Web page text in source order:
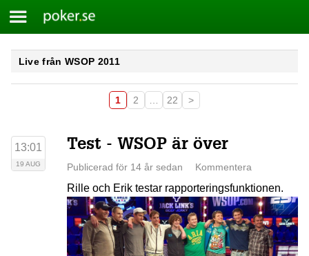
Skip
Meny
Poker.se
Live från WSOP 2011
1 2 22 >
13:01
19 AUG
Test - WSOP är över
Publicerad för 14 år sedan Kommentera
Rille och Erik testar rapporteringsfunktionen.